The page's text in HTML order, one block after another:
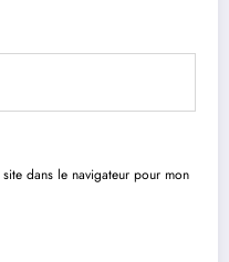
dans le navigateur pour mon